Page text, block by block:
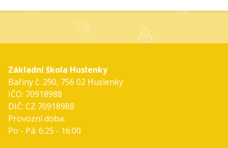
Základní škola Huslenky
Bařiny č. 290, 756 02 Huslenky
IČO: 70918988
DIČ: CZ 70918988
Provozní doba:
Po - Pá: 6:25 - 16:00